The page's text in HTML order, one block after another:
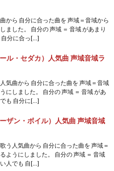
から 自分に合った曲を 声域＝音域から
ました。 自分の 声域 ＝ 音域 があまり
自分に合っ[…]
ル・セダカ）人気曲 声域音域ラ
気曲から 自分に合った曲を 声域＝音域
にしました。 自分の 声域 ＝ 音域 があ
も 自分に[…]
ザン・ボイル）人気曲 声域音域
う人気曲から 自分に合った曲を 声域＝
ようにしました。 自分の 声域 ＝ 音域
人でも 自[…]